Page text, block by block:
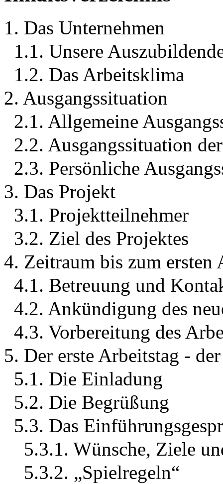
1. Das Unternehmen
1.1. Unsere
1.2. Das Arbeitsklima
2. Ausgangssituation
2.1. Allgemeine
2.2. Ausgangssituation
2.3. Persönliche
3. Das Projekt
3.1. Projektteilnehmer
3.2. Ziel des Projektes
4. Zeitraum bis zum ersten
4.1. Betreuung und
4.2. Ankündigung des
4.3. Vorbereitung des
5. Der erste Arbeitstag -
5.1. Die Einladung
5.2. Die Begrüßung
5.3. Das
5.3.1. Wünsche, Ziele
5.3.2. „Spielregeln“